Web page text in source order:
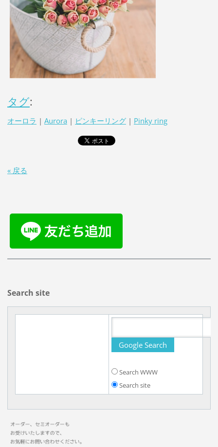
タグ:
オーロラ | Aurora | ピンキーリング | Pinky ring
« 戻る
Search site
Search WWW
Search site